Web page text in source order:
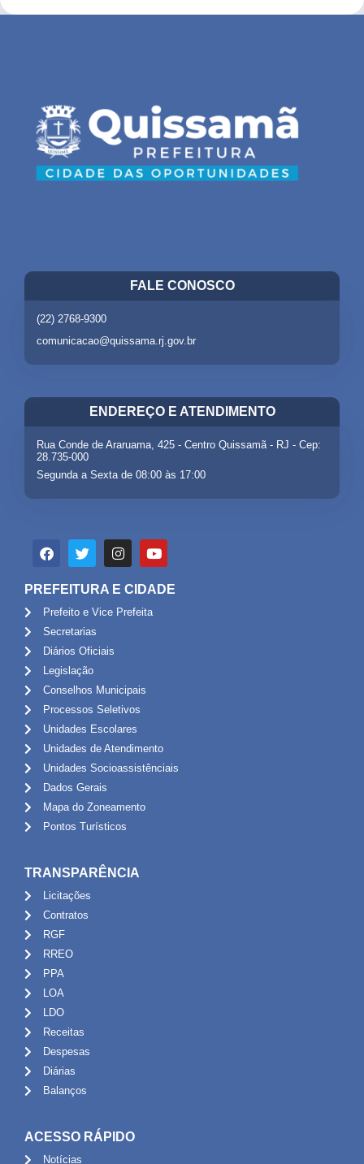
FALE CONOSCO
(22) 2768-9300
comunicacao@quissama.rj.gov.br
ENDEREÇO E ATENDIMENTO
Rua Conde de Araruama, 425 - Centro Quissamã - RJ - Cep:
28.735-000
Segunda a Sexta de 08:00 às 17:00
PREFEITURA E CIDADE
Prefeito e Vice Prefeita
Secretarias
Diários Oficiais
Legislação
Conselhos Municipais
Processos Seletivos
Unidades Escolares
Unidades de Atendimento
Unidades Socioassistênciais
Dados Gerais
Mapa do Zoneamento
Pontos Turísticos
TRANSPARÊNCIA
Licitações
Contratos
RGF
RREO
PPA
LOA
LDO
Receitas
Despesas
Diárias
Balanços
ACESSO RÁPIDO
Notícias